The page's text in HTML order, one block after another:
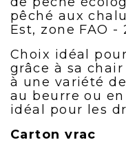
pêché aux
Est, zone FAO -
Choix idéal
grâce à sa
à une variété
au beurre ou
idéal pour les
Carton vrac